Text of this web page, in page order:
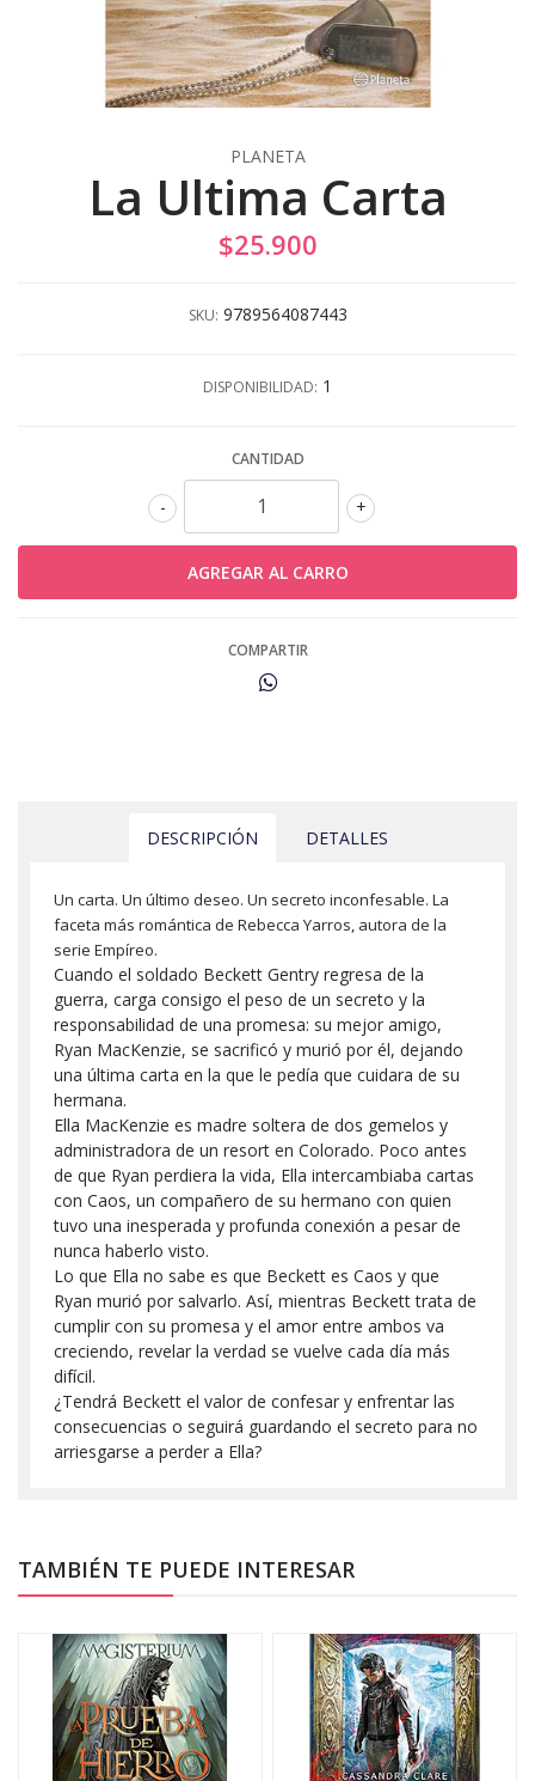
PLANETA
La Ultima Carta
$25.900
SKU: 9789564087443
DISPONIBILIDAD: 1
CANTIDAD
+
-
COMPARTIR
DESCRIPCIÓN DETALLES
Un carta. Un último deseo. Un secreto inconfesable. La
faceta más romántica de Rebecca Yarros, autora de la
serie Empíreo.
Cuando el soldado Beckett Gentry regresa de la
guerra, carga consigo el peso de un secreto y la
responsabilidad de una promesa: su mejor amigo,
Ryan MacKenzie, se sacrificó y murió por él, dejando
una última carta en la que le pedía que cuidara de su
hermana.
Ella MacKenzie es madre soltera de dos gemelos y
administradora de un resort en Colorado. Poco antes
de que Ryan perdiera la vida, Ella intercambiaba cartas
con Caos, un compañero de su hermano con quien
tuvo una inesperada y profunda conexión a pesar de
nunca haberlo visto.
Lo que Ella no sabe es que Beckett es Caos y que
Ryan murió por salvarlo. Así, mientras Beckett trata de
cumplir con su promesa y el amor entre ambos va
creciendo, revelar la verdad se vuelve cada día más
difícil.
¿Tendrá Beckett el valor de confesar y enfrentar las
consecuencias o seguirá guardando el secreto para no
arriesgarse a perder a Ella?
TAMBIÉN TE PUEDE INTERESAR